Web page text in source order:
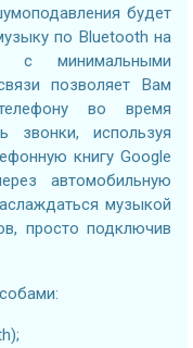
будет
по Bluetooth на
с минимальными
позволяет Вам
во время
звонки, используя
книгу Google
автомобильную
музыкой
просто подключив